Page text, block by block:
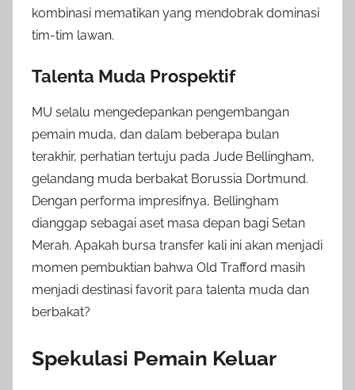
kombinasi mematikan yang mendobrak dominasi
tim-tim lawan.
Talenta Muda Prospektif
MU selalu mengedepankan pengembangan
pemain muda, dan dalam beberapa bulan
terakhir, perhatian tertuju pada Jude Bellingham,
gelandang muda berbakat Borussia Dortmund.
Dengan performa impresifnya, Bellingham
dianggap sebagai aset masa depan bagi Setan
Merah. Apakah bursa transfer kali ini akan menjadi
momen pembuktian bahwa Old Trafford masih
menjadi destinasi favorit para talenta muda dan
berbakat?
Spekulasi Pemain Keluar